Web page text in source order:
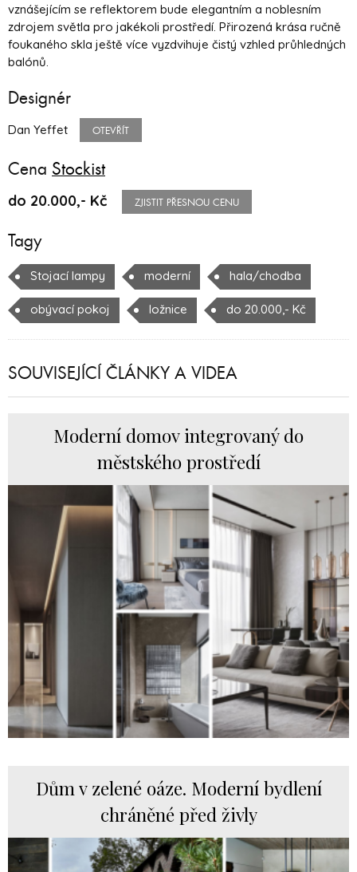
vznášejícím se reflektorem bude elegantním a noblesním
zdrojem světla pro jakékoli prostředí. Přirozená krása ručně
foukaného skla ještě více vyzdvihuje čistý vzhled průhledných
balónů.
Designér
Dan Yeffet OTEVŘÍT
Cena Stockist
do 20.000,- Kč ZJISTIT PŘESNOU CENU
Tagy
Stojací lampy moderní hala/chodba
obývací pokoj ložnice do 20.000,- Kč
SOUVISEJÍCÍ ČLÁNKY A VIDEA
Moderní domov integrovaný do
městského prostředí
Dům v zelené oáze. Moderní bydlení
chráněné před živly